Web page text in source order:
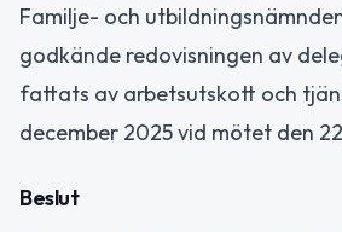
Familje- och
godkände redovisningen av
fattats av arbetsutskott och
december 2025 vid mötet den
Beslut